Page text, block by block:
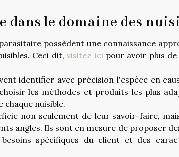
dans le domaine des
possèdent une connaissance
Ceci dit,visitez icipour avoir plus de
identifier avec précision l'espèce en
les méthodes et produits les plus
nuisible.
non seulement de leur savoir-faire,
angles. Ils sont en mesure de proposer
spécifiques du client et des